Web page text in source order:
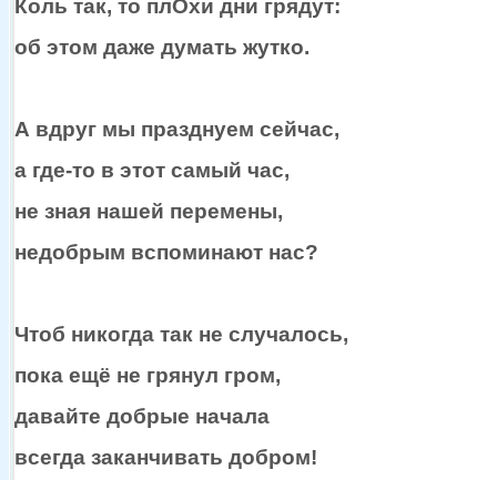
Коль так, то плОхи дни грядут:
об этом даже думать жутко.
А вдруг мы празднуем сейчас,
а где-то в этот самый час,
не зная нашей перемены,
недобрым вспоминают нас?
Чтоб никогда так не случалось,
пока ещё не грянул гром,
давайте добрые начала
всегда заканчивать добром!